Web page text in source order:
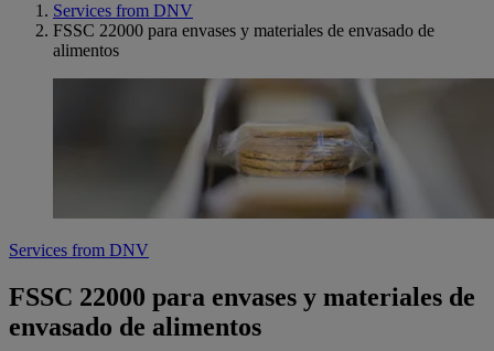
Services from DNV
FSSC 22000 para envases y materiales de envasado de
alimentos
Services from DNV
FSSC 22000 para envases y materiales de
envasado de alimentos